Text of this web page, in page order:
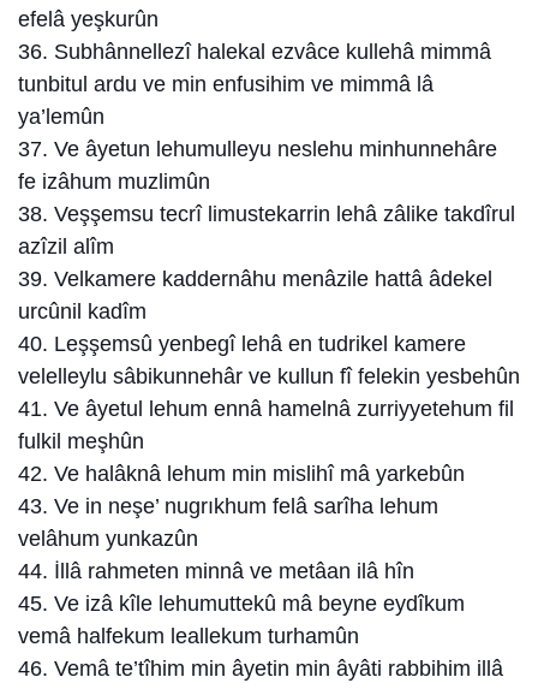
efelâ yeşkurûn
36. Subhânnellezî halekal ezvâce kullehâ mimmâ
tunbitul ardu ve min enfusihim ve mimmâ lâ
ya’lemûn
37. Ve âyetun lehumulleyu neslehu minhunnehâre
fe izâhum muzlimûn
38. Veşşemsu tecrî limustekarrin lehâ zâlike takdîrul
azîzil alîm
39. Velkamere kaddernâhu menâzile hattâ âdekel
urcûnil kadîm
40. Leşşemsû yenbegî lehâ en tudrikel kamere
velelleylu sâbikunnehâr ve kullun fî felekin yesbehûn
41. Ve âyetul lehum ennâ hamelnâ zurriyyetehum fil
fulkil meşhûn
42. Ve halâknâ lehum min mislihî mâ yarkebûn
43. Ve in neşe’ nugrıkhum felâ sarîha lehum
velâhum yunkazûn
44. İllâ rahmeten minnâ ve metâan ilâ hîn
45. Ve izâ kîle lehumuttekû mâ beyne eydîkum
vemâ halfekum leallekum turhamûn
46. Vemâ te’tîhim min âyetin min âyâti rabbihim illâ